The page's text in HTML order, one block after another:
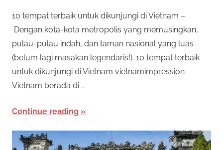
S
l
o
t
O
n
n
i
m
e
a
k
a
10 tempat terbaik untuk dikunjungi di Vietnam –
Dengan kota-kota metropolis yang memusingkan,
pulau-pulau indah, dan taman nasional yang luas
(belum lagi masakan legendaris!). 10 tempat terbaik
untuk dikunjungi di Vietnam vietnamimpression –
Vietnam berada di …
Continue reading